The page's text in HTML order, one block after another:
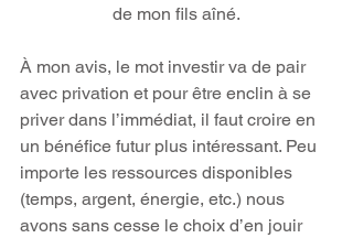
de mon fils aîné.
À mon avis, le mot investir va de pair
avec privation et pour être enclin à se
priver dans l’immédiat, il faut croire en
un bénéfice futur plus intéressant. Peu
importe les ressources disponibles
(temps, argent, énergie, etc.) nous
avons sans cesse le choix d’en jouir